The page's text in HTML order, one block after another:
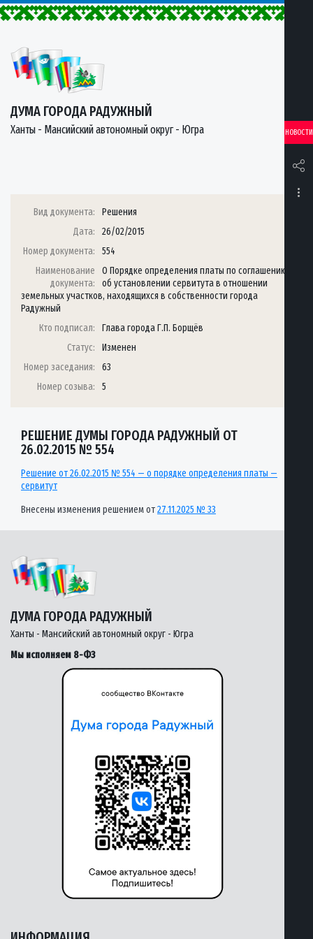
ДУМА ГОРОДА РАДУЖНЫЙ
Ханты - Мансийский автономный округ - Югра НОВОСТИ
Вид документа:
Решения
Дата:
26/02/2015
Номер документа:
554
Наименование
документа:
О Порядке определения платы по соглашению
об установлении сервитута в отношении
земельных участков, находящихся в собственности города
Радужный
Кто подписал:
Глава города Г.П. Борщёв
Статус:
Изменен
Номер заседания:
63
Номер созыва:
5
РЕШЕНИЕ ДУМЫ ГОРОДА РАДУЖНЫЙ ОТ
26.02.2015 № 554
Решение от 26.02.2015 № 554 — о порядке определения платы —
сервитут
Внесены изменения решением от27.11.2025 № 33
ДУМА ГОРОДА РАДУЖНЫЙ
Ханты - Мансийский автономный округ - Югра
Мы исполняем 8-ФЗ